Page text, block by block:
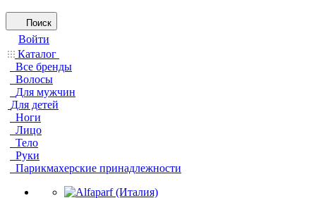
Поиск
Войти
Каталог
Все бренды
Волосы
Для мужчин
Для детей
Ноги
Лицо
Тело
Руки
Парикмахерские принадлежности